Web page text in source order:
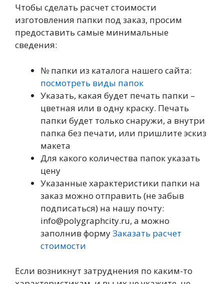
Чтобы сделать расчет стоимости
изготовления папки под заказ, просим
предоставить самые минимальные
сведения:
№ папки из каталога нашего сайта:
посмотреть виды папок
Указать, какая будет печать папки –
цветная или в одну краску. Печать
папки будет только снаружи, а внутри
папка без печати, или пришлите эскиз
макета
Для какого количества папок указать
цену
Указанные характеристики папки на
заказ можно отправить (не забыв
подписаться) на нашу почту:
info@polygraphcity.ru, а можно
заполнив формуЗаказать расчет
стоимости
Если возникнут затруднения по каким-то